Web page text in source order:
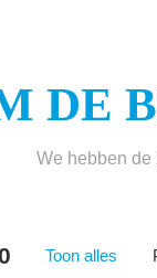
DE
We hebben de
Toon alles